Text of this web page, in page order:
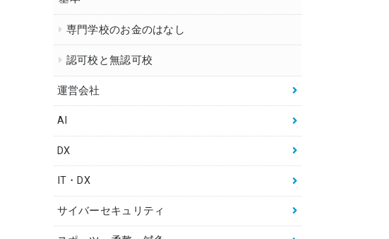
専門学校のお金のはなし
認可校と無認可校
運営会社
AI
DX
IT・DX
サイバーセキュリティ